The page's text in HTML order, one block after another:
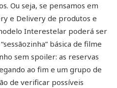
Ou seja, se pensamos em
e Delivery de produtos e
Interestelar poderá ser
básica de filme
sem spoiler: as reservas
ao fim e um grupo de
de verificar possíveis